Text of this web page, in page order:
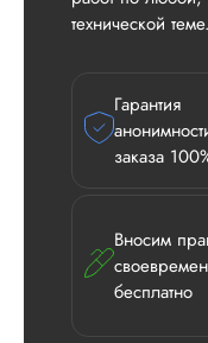
технической теме.
Гарантия
заказа
Вносим
бесплатно